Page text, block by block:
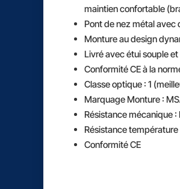
maintien confortable
Pont de nez métal avec
Monture au design
Livré avec étui souple
Conformité CE à la
Classe optique : 1
Marquage Monture :
Résistance mécanique
Résistance
Conformité CE